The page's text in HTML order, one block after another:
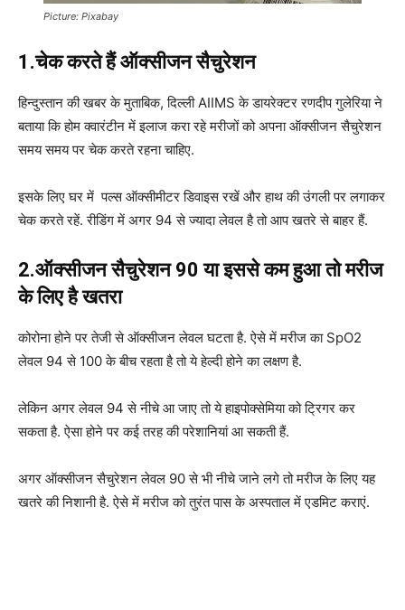
Picture: Pixabay
1.चेक करते हैं ऑक्सीजन सैचुरेशन
हिन्‍दुस्‍तान की खबर के मुताबिक, दिल्ली AIIMS के डायरेक्टर रणदीप गुलेरिया ने
बताया कि होम क्वारंटीन में इलाज करा रहे मरीजों को अपना ऑक्सीजन सैचुरेशन
समय समय पर चेक करते रहना चाहिए.
इसके लिए घर में पल्स ऑक्सीमीटर डिवाइस रखें और हाथ की उंगली पर लगाकर
चेक करते रहें. रीडिंग में अगर 94 से ज्यादा लेवल है तो आप खतरे से बाहर हैं.
2.ऑक्सीजन सैचुरेशन 90 या इससे कम हुआ तो मरीज
के लिए है खतरा
कोरोना होने पर तेजी से ऑक्सीजन लेवल घटता है. ऐसे में मरीज का SpO2
लेवल 94 से 100 के बीच रहता है तो ये हेल्‍दी होने का लक्षण है.
लेकिन अगर लेवल 94 से नीचे आ जाए तो ये हाइपोक्सेमिया को ट्रिगर कर
सकता है. ऐसा होने पर कई तरह की परेशानियां आ सकती हैं.
अगर ऑक्सीजन सैचुरेशन लेवल 90 से भी नीचे जाने लगे तो मरीज के लिए यह
खतरे की निशानी है. ऐसे में मरीज को तुरंत पास के अस्‍पताल में एडमिट कराएं.